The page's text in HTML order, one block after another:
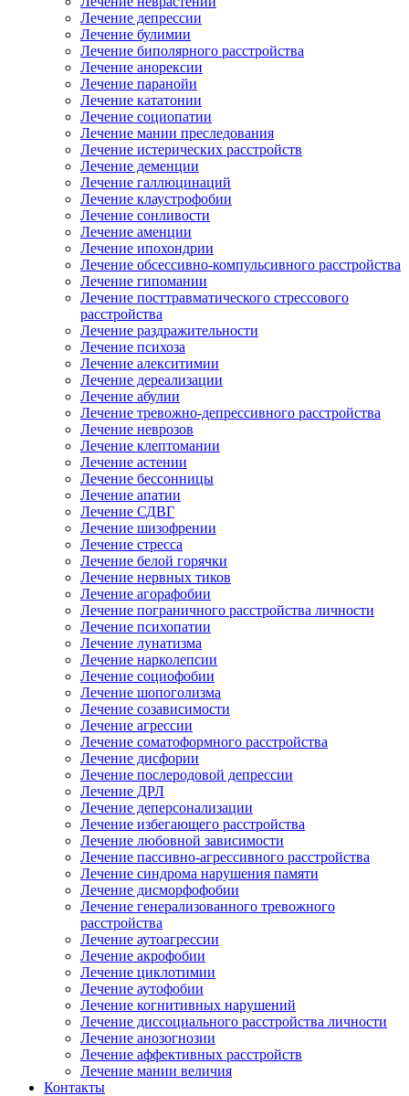
Лечение депрессии
Лечение булимии
Лечение биполярного расстройства
Лечение анорексии
Лечение паранойи
Лечение кататонии
Лечение социопатии
Лечение мании преследования
Лечение истерических расстройств
Лечение деменции
Лечение галлюцинаций
Лечение клаустрофобии
Лечение сонливости
Лечение аменции
Лечение ипохондрии
Лечение обсессивно-компульсивного расстройства
Лечение гипомании
Лечение посттравматического стрессового
расстройства
Лечение раздражительности
Лечение психоза
Лечение алекситимии
Лечение дереализации
Лечение абулии
Лечение тревожно-депрессивного расстройства
Лечение неврозов
Лечение клептомании
Лечение астении
Лечение бессонницы
Лечение апатии
Лечение СДВГ
Лечение шизофрении
Лечение стресса
Лечение белой горячки
Лечение нервных тиков
Лечение агорафобии
Лечение пограничного расстройства личности
Лечение психопатии
Лечение лунатизма
Лечение нарколепсии
Лечение социофобии
Лечение шопоголизма
Лечение созависимости
Лечение агрессии
Лечение соматоформного расстройства
Лечение дисфории
Лечение послеродовой депрессии
Лечение ДРЛ
Лечение деперсонализации
Лечение избегающего расстройства
Лечение любовной зависимости
Лечение пассивно-агрессивного расстройства
Лечение синдрома нарушения памяти
Лечение дисморфофобии
Лечение генерализованного тревожного
расстройства
Лечение аутоагрессии
Лечение акрофобии
Лечение циклотимии
Лечение аутофобии
Лечение когнитивных нарушений
Лечение диссоциального расстройства личности
Лечение анозогнозии
Лечение аффективных расстройств
Лечение мании величия
Контакты